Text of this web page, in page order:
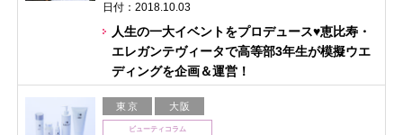
日付：2018.10.03
人生の一大イベントをプロデュース♥恵比寿・
エレガンテヴィータで高等部3年生が模擬ウエ
ディングを企画＆運営！
東京 大阪
ビューティコラム